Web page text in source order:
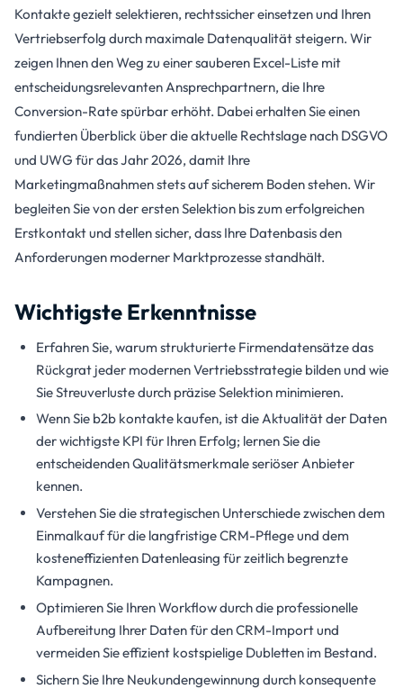
Kontakte gezielt selektieren, rechtssicher einsetzen und Ihren
Vertriebserfolg durch maximale Datenqualität steigern. Wir
zeigen Ihnen den Weg zu einer sauberen Excel-Liste mit
entscheidungsrelevanten Ansprechpartnern, die Ihre
Conversion-Rate spürbar erhöht. Dabei erhalten Sie einen
fundierten Überblick über die aktuelle Rechtslage nach DSGVO
und UWG für das Jahr 2026, damit Ihre
Marketingmaßnahmen stets auf sicherem Boden stehen. Wir
begleiten Sie von der ersten Selektion bis zum erfolgreichen
Erstkontakt und stellen sicher, dass Ihre Datenbasis den
Anforderungen moderner Marktprozesse standhält.
Wichtigste Erkenntnisse
Erfahren Sie, warum strukturierte Firmendatensätze das
Rückgrat jeder modernen Vertriebsstrategie bilden und wie
Sie Streuverluste durch präzise Selektion minimieren.
Wenn Sie b2b kontakte kaufen, ist die Aktualität der Daten
der wichtigste KPI für Ihren Erfolg; lernen Sie die
entscheidenden Qualitätsmerkmale seriöser Anbieter
kennen.
Verstehen Sie die strategischen Unterschiede zwischen dem
Einmalkauf für die langfristige CRM-Pflege und dem
kosteneffizienten Datenleasing für zeitlich begrenzte
Kampagnen.
Optimieren Sie Ihren Workflow durch die professionelle
Aufbereitung Ihrer Daten für den CRM-Import und
vermeiden Sie effizient kostspielige Dubletten im Bestand.
Sichern Sie Ihre Neukundengewinnung durch konsequente